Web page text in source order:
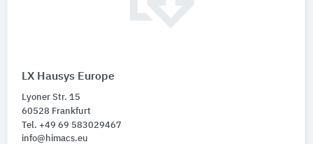
LX Hausys Europe
Lyoner Str. 15
60528 Frankfurt
Tel. +49 69 583029467
info@himacs.eu